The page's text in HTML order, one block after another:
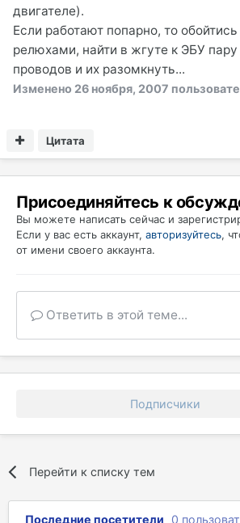
двигателе).
Если работают попарно, то
релюхами, найти в жгуте к ЭБУ
проводов и их разомкнуть...
Изменено 26 ноября, 2007
Цитата
Присоединяйтесь к
Вы можете написать сейчас и
Если у вас есть аккаунт, авторизуйтесь,
от имени своего аккаунта.
Ответить в этой теме...
Подписчики
Перейти к списку тем
Последние посетители 0